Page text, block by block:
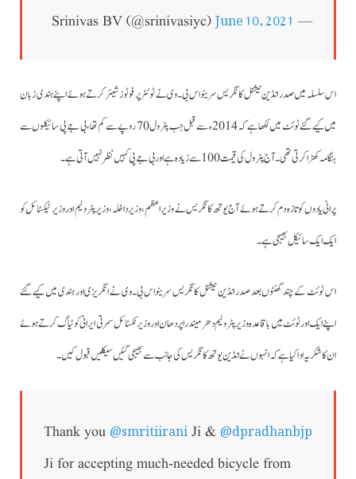
— Srinivas BV (@srinivasiyc)
June 10, 2021
اس سلسلہ میں صدر انڈین نیشنل کانگریس سرینواس بی۔وی نے ٹوئٹر پر فوٹوز شیئر کرتے ہوئے اپنے ہندی زبان
میں کیے گئے ٹوئٹ میں لکھا ہے کہ 2014ء سے قبل جب پٹرول 70 روپے سے کم تھا، بی جے پی سائیکلوں سے
ہنگامہ کھڑا کرتی تھی۔آج پٹرول کی قیمت 100 سے زیادہ ہے اور بی جے پی کہیں نظر نہیں آتی ہے۔
پرانی یادوں کو تازہ دم کرتے ہوئے آج یوتھ کانگریس نے وزیراعظم،وزیر داخلہ،وزیر پٹرولیم اور وزیر ٹیکسٹائل کو
ایک ایک سائیکل بھیجی ہے۔
اس ٹوئٹ کے چند گھنٹوں بعد صدر انڈین نیشنل کانگریس سرینواس بی۔وی نے انگریزی اور ہندی میں کیے گئے
اپنے ایک اور ٹوئٹ میں باقاعدہ وزیر پٹرولیم دھرمیندرا پردھان اور وزیر ٹکسٹائل سمرتی ایرانی کو ٹیاگ کرتے ہوئے
ان کا شکریہ ادا کیا ہے کہ انہوں نے انڈین یوتھ کانگریس کی جانب سے بھیجی گئیں سیکلیں قبول کیں۔
Thank you @smritiirani Ji & @dpradhanbjp
Ji for accepting much-needed bicycle from